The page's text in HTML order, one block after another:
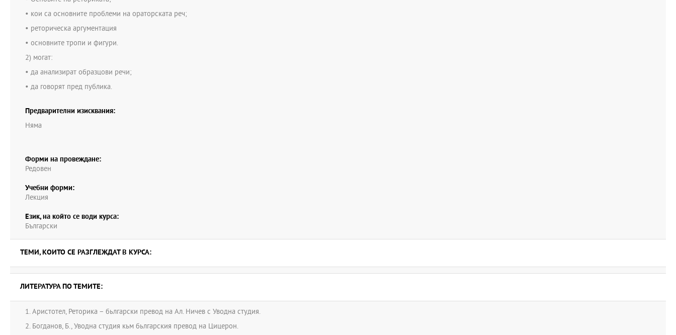
• кои са основните проблеми на ораторската реч;
• реторическа аргументация
• основните тропи и фигури.
2) могат:
• да анализират образцови речи;
• да говорят пред публика.
Предварителни изисквания:
Няма
Форми на провеждане:
Редовен
Учебни форми:
Лекция
Език, на който се води курса:
Български
ТЕМИ, КОИТО СЕ РАЗГЛЕЖДАТ В КУРСА:
ЛИТЕРАТУРА ПО ТЕМИТЕ:
1. Аристотел, Реторика – бьлгарски превод на Ал. Ничев с Уводна студия.
2. Богданов, Б., Уводна студия кьм бьлгарския превод на Цицерон.